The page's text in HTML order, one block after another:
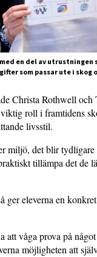
en del av utrustningen
som passar ute i skog
Christa Rothwell och
roll i framtidens
livsstil.
miljö, det blir tydligare
tillämpa det de
eleverna en
att våga prova på
möjligheten att